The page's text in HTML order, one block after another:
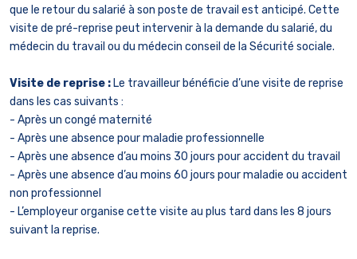
que le retour du salarié à son poste de travail est anticipé. Cette
visite de pré-reprise peut intervenir à la demande du salarié, du
médecin du travail ou du médecin conseil de la Sécurité sociale.
Visite de reprise : Le travailleur bénéficie d’une visite de reprise
dans les cas suivants :
- Après un congé maternité
- Après une absence pour maladie professionnelle
- Après une absence d’au moins 30 jours pour accident du travail
- Après une absence d’au moins 60 jours pour maladie ou accident
non professionnel
- L’employeur organise cette visite au plus tard dans les 8 jours
suivant la reprise.